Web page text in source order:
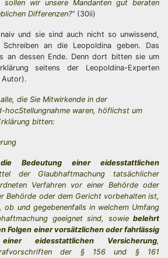
wir unsere Mandanten gut beraten
Differenzen?“ (30ii)
und sie sind auch nicht so unwissend,
an die Leopoldina geben. Das
an dessen Ende. Denn dort bitten sie um
seitens der Leopoldina-Experten
Autor).
die Sie Mitwirkende in der
hocStellungnahme waren, höflichst um
bitten:
Bedeutung einer eidesstattlichen
der Glaubhaftmachung tatsächlicher
Verfahren vor einer Behörde oder
Behörde oder dem Gericht vorbehalten ist,
ob und gegebenenfalls in welchem Umfang
geeignet sind, sowie belehrt
Folgen einer vorsätzlichen oder fahrlässig
eidesstattlichen Versicherung,
der § 156 und § 161